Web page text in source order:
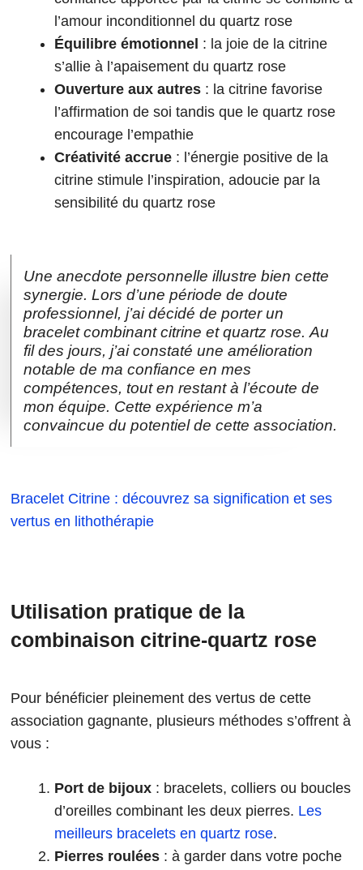
l’amour inconditionnel du quartz rose
Équilibre émotionnel : la joie de la citrine
s’allie à l’apaisement du quartz rose
Ouverture aux autres : la citrine favorise
l’affirmation de soi tandis que le quartz rose
encourage l’empathie
Créativité accrue : l’énergie positive de la
citrine stimule l’inspiration, adoucie par la
sensibilité du quartz rose
Une anecdote personnelle illustre bien cette
synergie. Lors d’une période de doute
professionnel, j’ai décidé de porter un
bracelet combinant citrine et quartz rose. Au
fil des jours, j’ai constaté une amélioration
notable de ma confiance en mes
compétences, tout en restant à l’écoute de
mon équipe. Cette expérience m’a
convaincue du potentiel de cette association.
Bracelet Citrine : découvrez sa signification et ses
vertus en lithothérapie
Utilisation pratique de la
combinaison citrine-quartz rose
Pour bénéficier pleinement des vertus de cette
association gagnante, plusieurs méthodes s’offrent à
vous :
Port de bijoux : bracelets, colliers ou boucles
d’oreilles combinant les deux pierres. Les
meilleurs bracelets en quartz rose.
Pierres roulées : à garder dans votre poche